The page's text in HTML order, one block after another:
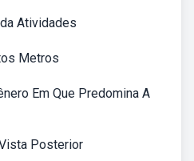
Atividades
Metros
Em Que Predomina A
Posterior